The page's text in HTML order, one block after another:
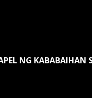
NG KABABAIHAN